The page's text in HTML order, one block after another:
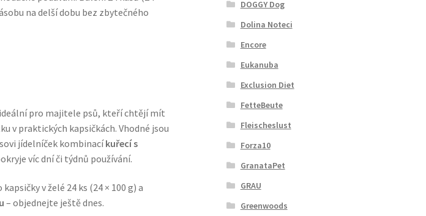
na delší dobu bez zbytečného
pro majitele psů, kteří chtějí mít
v praktických kapsičkách. Vhodné jsou
jídelníček kombinacíkuřecí s
víc dní či týdnů používání.
v želé 24 ks (24 × 100 g) a
– objednejte ještě dnes.
DOGGY Dog
Dolina Noteci
Encore
Eukanuba
Exclusion Diet
FetteBeute
Fleischeslust
Forza10
GranataPet
GRAU
Greenwoods